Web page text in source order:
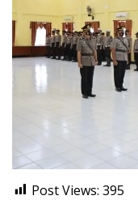
Post Views: 395